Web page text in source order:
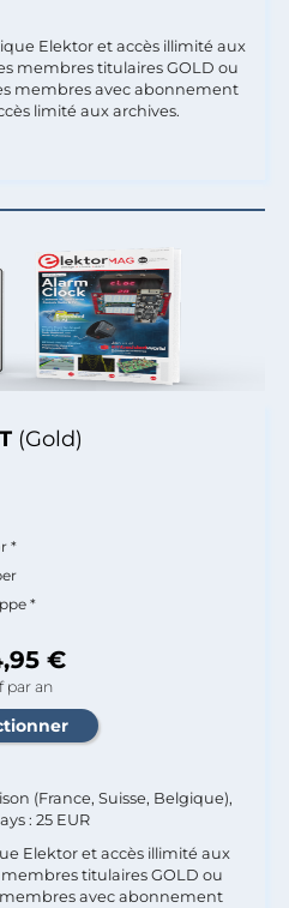
(Gold)
*
*
€
par an
(France, Suisse, Belgique),
: 25 EUR
Elektor et accès illimité aux
titulaires GOLD ou
avec abonnement
Elektor et accès illimité aux
membres titulaires GOLD ou
membres avec abonnement
limité aux archives.